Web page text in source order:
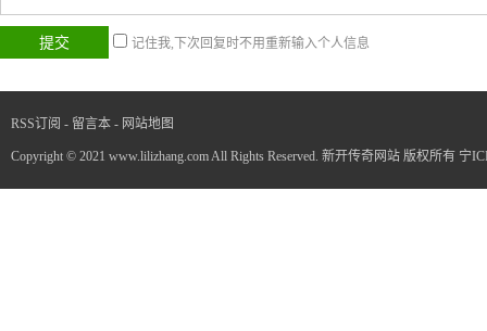
记住我,下次回复时不用重新输入个人信息
RSS订阅 - 留言本 - 网站地图
Copyright © 2021 www.lilizhang.com All Rights Reserved. 新开传奇网站 版权所有 宁